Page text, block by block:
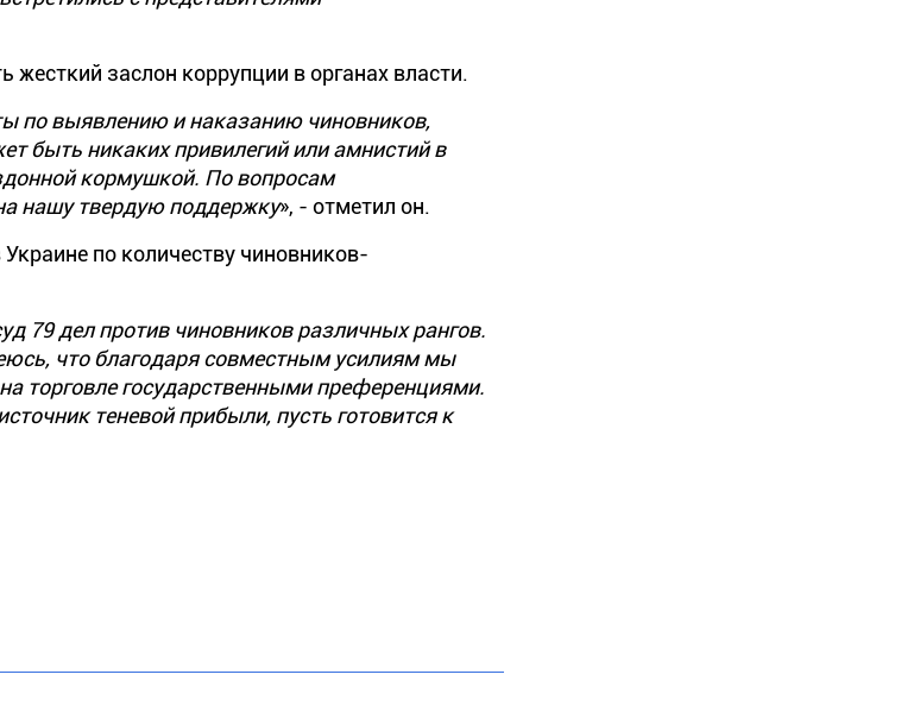
заслон коррупции в органах власти.
по выявлению и наказанию чиновников,
быть никаких привилегий или амнистий в
кормушкой. По вопросам
нашу твердую поддержку», - отметил он.
по количеству чиновников-
79 дел против чиновников различных рангов.
что благодаря совместным усилиям мы
торговле государственными преференциями.
теневой прибыли, пусть готовится к